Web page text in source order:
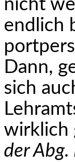
nicht
endlich
Dann,
sich
wirklich
der Abg.